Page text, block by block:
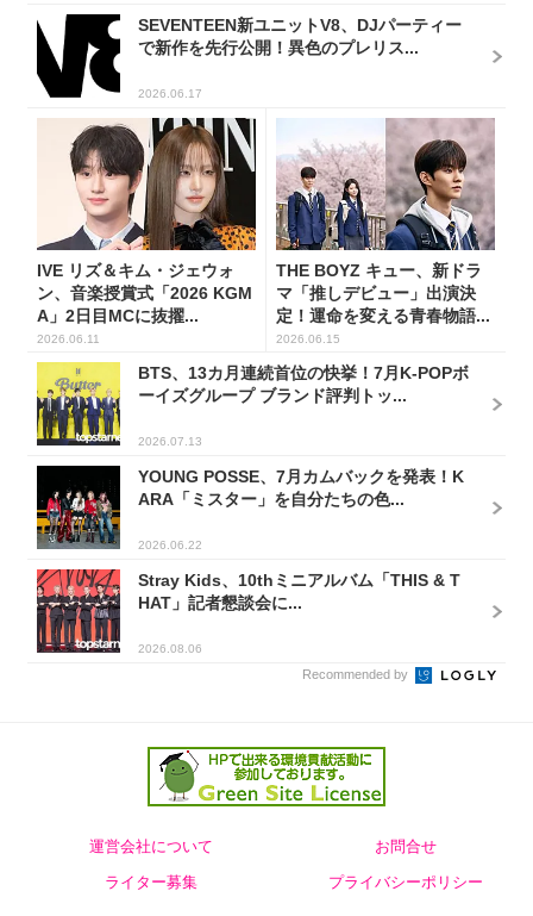
SEVENTEEN新ユニットV8、DJパーティー
で新作を先行公開！異色のプレリス...
2026.06.17
IVE リズ＆キム・ジェウォ
ン、音楽授賞式「2026 KGM
A」2日目MCに抜擢...
2026.06.11
THE BOYZ キュー、新ドラ
マ「推しデビュー」出演決
定！運命を変える青春物語...
2026.06.15
BTS、13カ月連続首位の快挙！7月K-POPボ
ーイズグループ ブランド評判トッ...
2026.07.13
YOUNG POSSE、7月カムバックを発表！K
ARA「ミスター」を自分たちの色...
2026.06.22
Stray Kids、10thミニアルバム「THIS & T
HAT」記者懇談会に...
2026.08.06
Recommended by
運営会社について お問合せ
ライター募集 プライバシーポリシー